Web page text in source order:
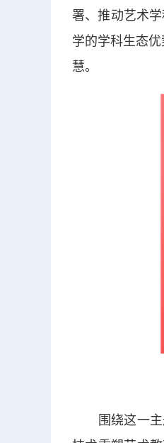
署、推动艺术
学的学科生态
慧。
围绕这一主题